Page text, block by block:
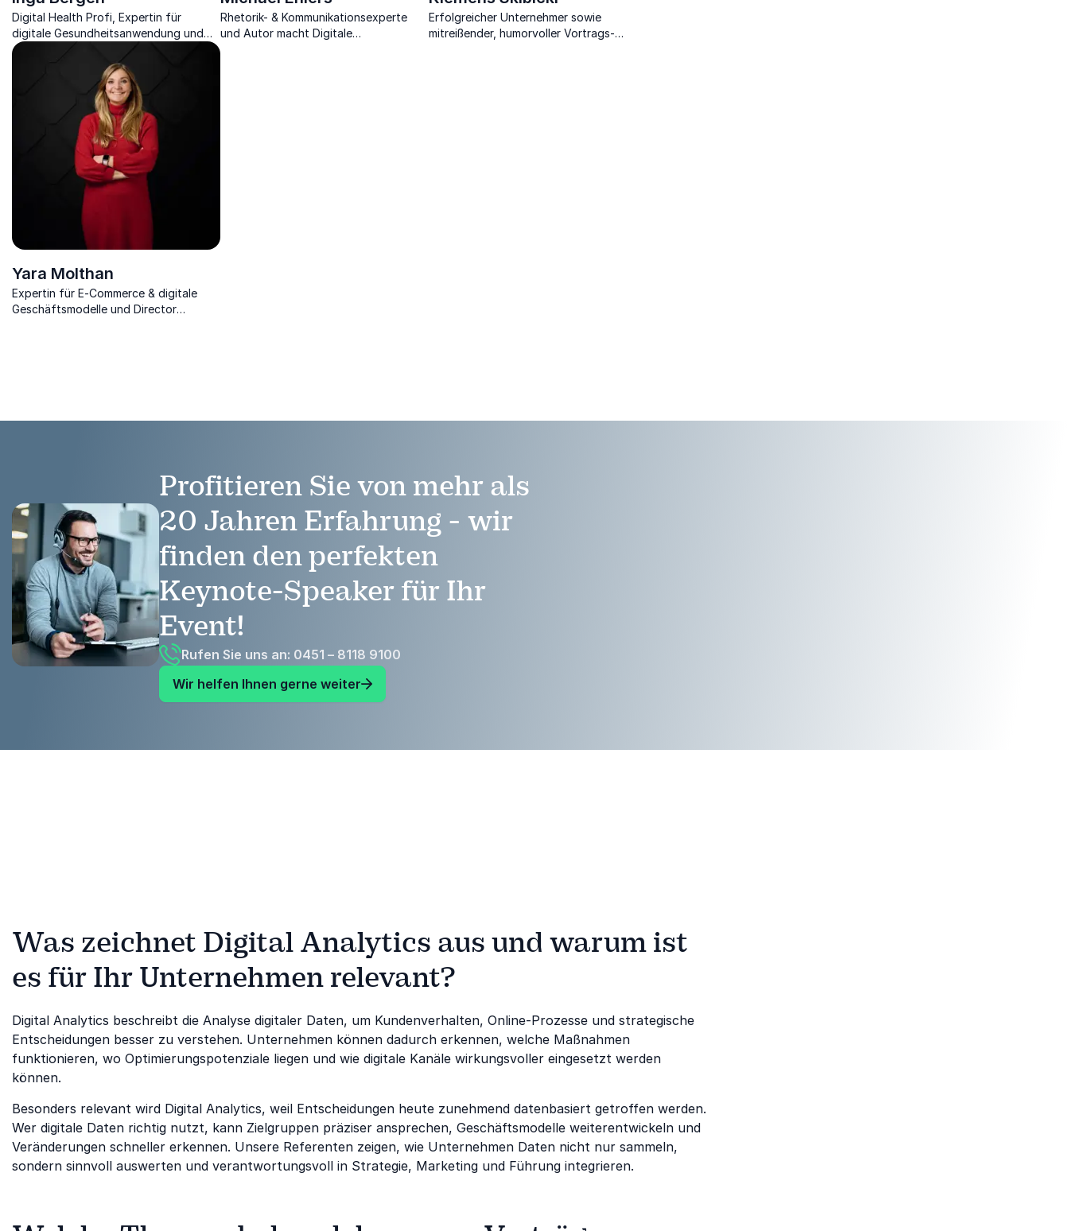
Digital Health Profi, Expertin für
digitale Gesundheitsanwendung und
Unternehmerin.
Rhetorik- & Kommunikationsexperte
und Autor macht Digitale
Transformation, Motivation sowie die
Erfolgreicher Unternehmer sowie
mitreißender, humorvoller Vortrags-
Yara Molthan
Expertin für E-Commerce & digitale
Geschäftsmodelle und Director
Profitieren Sie von mehr als
20 Jahren Erfahrung - wir
finden den perfekten
Keynote-Speaker für Ihr
Event!
Rufen Sie uns an: 0451 – 8118 9100
Wir helfen Ihnen gerne weiter
Was zeichnet Digital Analytics aus und warum ist
es für Ihr Unternehmen relevant?
Digital Analytics beschreibt die Analyse digitaler Daten, um Kundenverhalten, Online-Prozesse und strategische
Entscheidungen besser zu verstehen. Unternehmen können dadurch erkennen, welche Maßnahmen
funktionieren, wo Optimierungspotenziale liegen und wie digitale Kanäle wirkungsvoller eingesetzt werden
können.
Besonders relevant wird Digital Analytics, weil Entscheidungen heute zunehmend datenbasiert getroffen werden.
Wer digitale Daten richtig nutzt, kann Zielgruppen präziser ansprechen, Geschäftsmodelle weiterentwickeln und
Veränderungen schneller erkennen. Unsere Referenten zeigen, wie Unternehmen Daten nicht nur sammeln,
sondern sinnvoll auswerten und verantwortungsvoll in Strategie, Marketing und Führung integrieren.